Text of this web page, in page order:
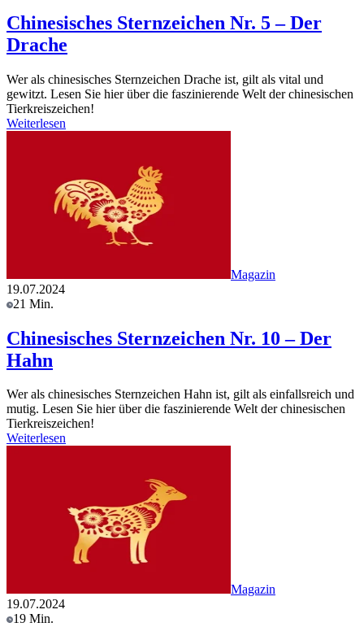
Chinesisches Sternzeichen Nr. 5 – Der
Drache
Wer als chinesisches Sternzeichen Drache ist, gilt als vital und
gewitzt. Lesen Sie hier über die faszinierende Welt der chinesischen
Tierkreiszeichen!
Weiterlesen
Magazin
19.07.2024
21 Min.
Chinesisches Sternzeichen Nr. 10 – Der
Hahn
Wer als chinesisches Sternzeichen Hahn ist, gilt als einfallsreich und
mutig. Lesen Sie hier über die faszinierende Welt der chinesischen
Tierkreiszeichen!
Weiterlesen
Magazin
19.07.2024
19 Min.